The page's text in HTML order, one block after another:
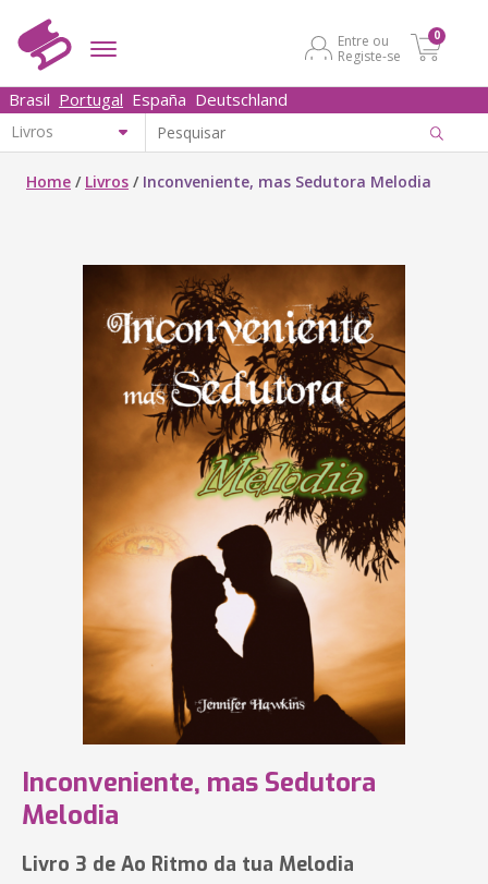
Entre ou
Registe-se
0
Brasil Portugal España Deutschland
Home / Livros / Inconveniente, mas Sedutora Melodia
Inconveniente, mas Sedutora
Melodia
Livro 3 de Ao Ritmo da tua Melodia